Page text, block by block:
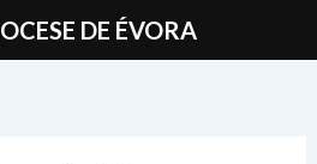
DE ÉVORA